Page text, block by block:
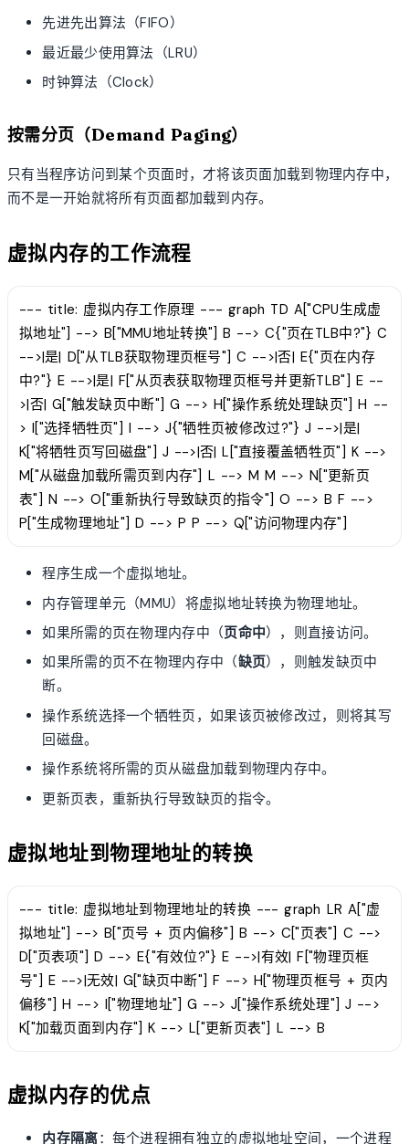
先进先出算法（FIFO）
最近最少使用算法（LRU）
时钟算法（Clock）
按需分页（Demand Paging）
只有当程序访问到某个页面时，才将该页面加载到物理内存中，
而不是一开始就将所有页面都加载到内存。
虚拟内存的工作流程
--- title: 虚拟内存工作原理 --- graph TD A["CPU生成虚
拟地址"] --> B["MMU地址转换"] B --> C{"页在TLB中?"} C
-->|是| D["从TLB获取物理页框号"] C -->|否| E{"页在内存
中?"} E -->|是| F["从页表获取物理页框号并更新TLB"] E --
>|否| G["触发缺页中断"] G --> H["操作系统处理缺页"] H --
> I["选择牺牲页"] I --> J{"牺牲页被修改过?"} J -->|是|
K["将牺牲页写回磁盘"] J -->|否| L["直接覆盖牺牲页"] K -->
M["从磁盘加载所需页到内存"] L --> M M --> N["更新页
表"] N --> O["重新执行导致缺页的指令"] O --> B F -->
P["生成物理地址"] D --> P P --> Q["访问物理内存"]
程序生成一个虚拟地址。
内存管理单元（MMU）将虚拟地址转换为物理地址。
如果所需的页在物理内存中（页命中），则直接访问。
如果所需的页不在物理内存中（缺页），则触发缺页中
断。
操作系统选择一个牺牲页，如果该页被修改过，则将其写
回磁盘。
操作系统将所需的页从磁盘加载到物理内存中。
更新页表，重新执行导致缺页的指令。
虚拟地址到物理地址的转换
--- title: 虚拟地址到物理地址的转换 --- graph LR A["虚
拟地址"] --> B["页号 + 页内偏移"] B --> C["页表"] C -->
D["页表项"] D --> E{"有效位?"} E -->|有效| F["物理页框
号"] E -->|无效| G["缺页中断"] F --> H["物理页框号 + 页内
偏移"] H --> I["物理地址"] G --> J["操作系统处理"] J -->
K["加载页面到内存"] K --> L["更新页表"] L --> B
虚拟内存的优点
内存隔离：每个进程拥有独立的虚拟地址空间，一个进程